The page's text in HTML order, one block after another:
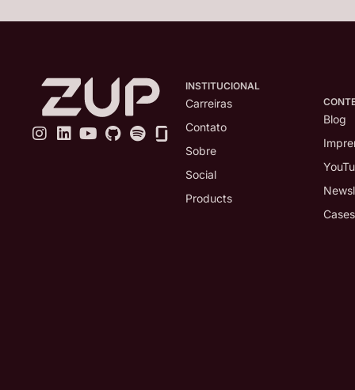
INSTITUCIONAL
Carreiras
Contato
Sobre
Social
Products
Blog
Cases